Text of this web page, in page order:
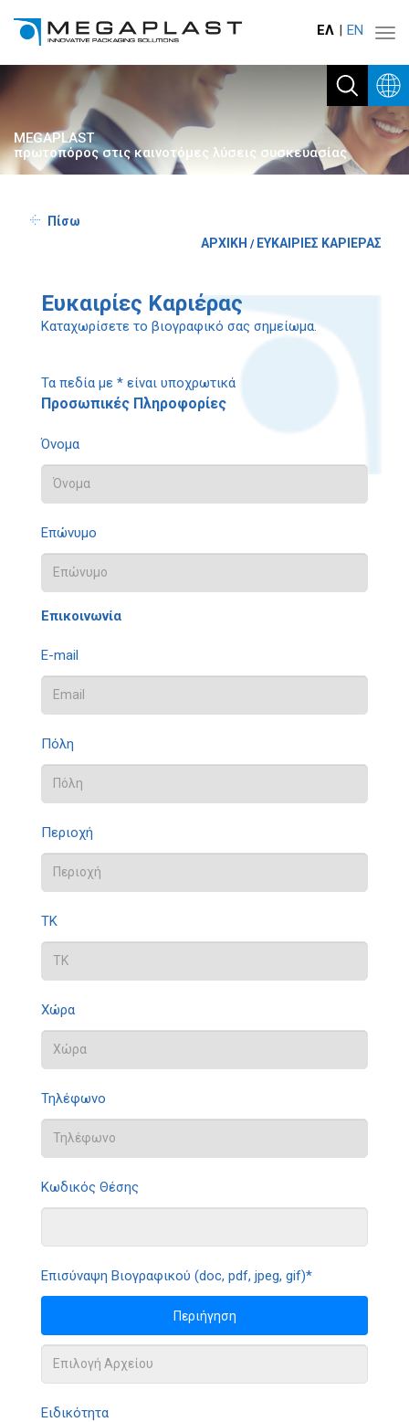
ΕΛ ΕΝ
MEGAPLAST
πρωτοπόρος στις καινοτόμες λύσεις συσκευασίας
Πίσω
ΑΡΧΙΚΗ / ΕΥΚΑΙΡΙΕΣ ΚΑΡΙΕΡΑΣ
Ευκαιρίες Καριέρας
Καταχωρίσετε το βιογραφικό σας σημείωμα.
Τα πεδία με * είναι υποχρωτικά
Προσωπικές Πληροφορίες
Όνομα
Επώνυμο
Επικοινωνία
E-mail
Πόλη
Περιοχή
ΤΚ
Χώρα
Τηλέφωνο
Κωδικός Θέσης
Επισύναψη Βιογραφικού (doc, pdf, jpeg, gif)*
Περιήγηση
Ειδικότητα